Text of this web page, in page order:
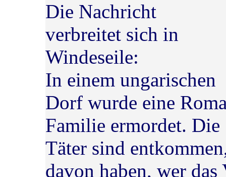
Die Nachricht
verbreitet sich in
Windeseile:
In einem ungarischen
Dorf wurde eine
Familie ermordet. Die
Täter sind
davon haben, wer das